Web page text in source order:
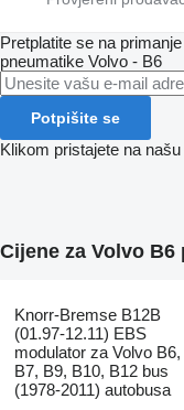
Pretplatite se na
pneumatikе Volvo - B6
Potpišite se
Klikom pristajete na našu
Cijene za Volvo B6
Knorr-Bremse B12B
(01.97-12.11) EBS
modulator za Volvo B6,
B7, B9, B10, B12 bus
(1978-2011) autobusa